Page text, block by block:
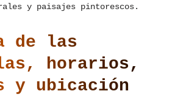
y paisajes pintorescos.
de las
horarios,
y ubicación